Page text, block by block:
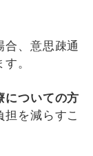
合、意思疎通
。
についての方
担を減らすこ